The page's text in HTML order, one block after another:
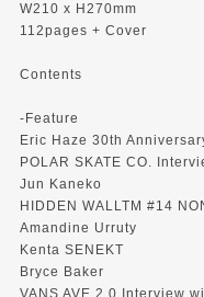
W210 x H270mm
112pages + Cover
Contents
-Feature
Eric Haze 30th
POLAR SKATE CO.
Jun Kaneko
HIDDEN WALLTM #14
Amandine Urruty
Kenta SENEKT
Bryce Baker